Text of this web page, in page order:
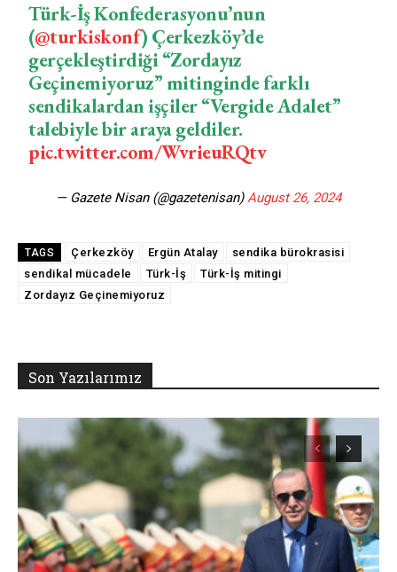
Türk-İş Konfederasyonu’nun
(@turkiskonf) Çerkezköy’de
gerçekleştirdiği “Zordayız
Geçinemiyoruz” mitinginde farklı
sendikalardan işçiler “Vergide Adalet”
talebiyle bir araya geldiler.
pic.twitter.com/WvrieuRQtv
— Gazete Nisan (@gazetenisan)August 26, 2024
TAGS Çerkezköy Ergün Atalay
sendika bürokrasisi
sendikal mücadele
Türk-İş
Türk-İş mitingi
Zordayız Geçinemiyoruz
Son Yazılarımız